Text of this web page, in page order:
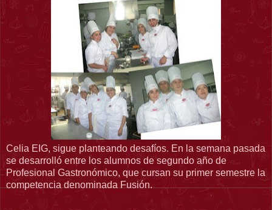
Celia EIG, sigue planteando desafíos. En la semana pasada
se desarrolló entre los alumnos de segundo año de
Profesional Gastronómico, que cursan su primer semestre la
competencia denominada Fusión.